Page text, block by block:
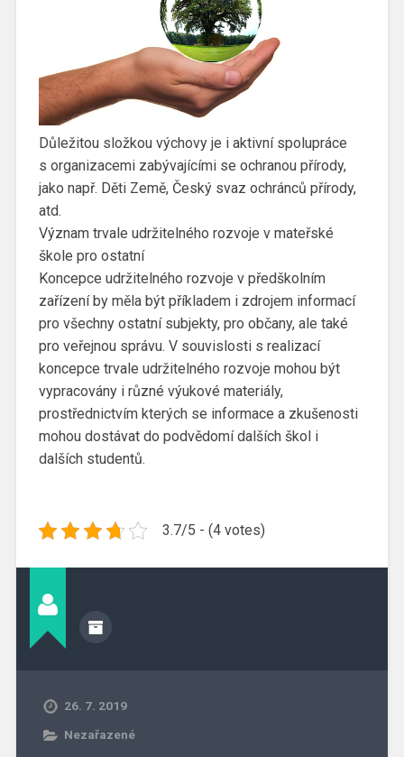
Důležitou složkou výchovy je i aktivní spolupráce
s organizacemi zabývajícími se ochranou přírody,
jako např. Děti Země, Český svaz ochránců přírody,
atd.
Význam trvale udržitelného rozvoje v mateřské
škole pro ostatní
Koncepce udržitelného rozvoje v předškolním
zařízení by měla být příkladem i zdrojem informací
pro všechny ostatní subjekty, pro občany, ale také
pro veřejnou správu. V souvislosti s realizací
koncepce trvale udržitelného rozvoje mohou být
vypracovány i různé výukové materiály,
prostřednictvím kterých se informace a zkušenosti
mohou dostávat do podvědomí dalších škol i
dalších studentů.
3.7/5 - (4 votes)
26. 7. 2019
Nezařazené